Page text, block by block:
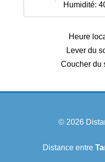
Humidité:
Heure
Lever du
Coucher du
© 2026
Distance entre